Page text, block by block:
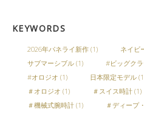
KEYWORDS
2026年パネライ新作(1) ネイビ
サブマーシブル(1) #ビッグク
#オロジオ (1) 日本限定モデル
＃オロジオ (1) ＃スイス時計(1)
＃機械式腕時計(1) ＃ディープ